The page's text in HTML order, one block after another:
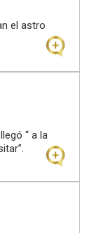
el astro
“ a la